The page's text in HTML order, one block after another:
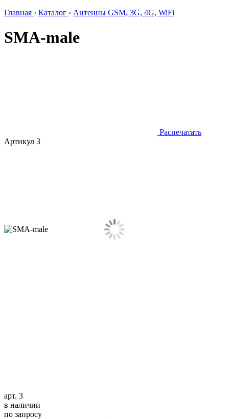
Главная › Каталог › Антенны GSM, 3G, 4G, WiFi
SMA-male
Распечатать
Артикул 3
арт. 3
в наличии
по запросу